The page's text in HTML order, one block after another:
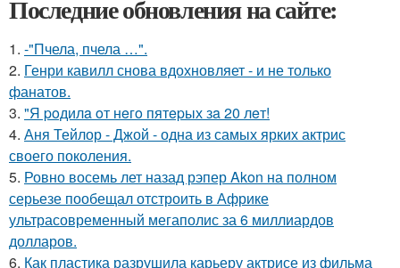
Последние обновления на сайте:
1. -"Пчела, пчела …".
2. Генри кавилл снова вдохновляет - и не только
фанатов.
3. "Я poдилa oт нeгo пятepых зa 20 лeт!
4. Аня Тейлор - Джой - одна из самых ярких актрис
своего поколения.
5. Ровно восемь лет назад рэпер Akon на полном
серьезе пообещал отстроить в Африке
ультрасовременный мегаполис за 6 миллиардов
долларов.
6. Как пластика разрушила карьеру актрисе из фильма